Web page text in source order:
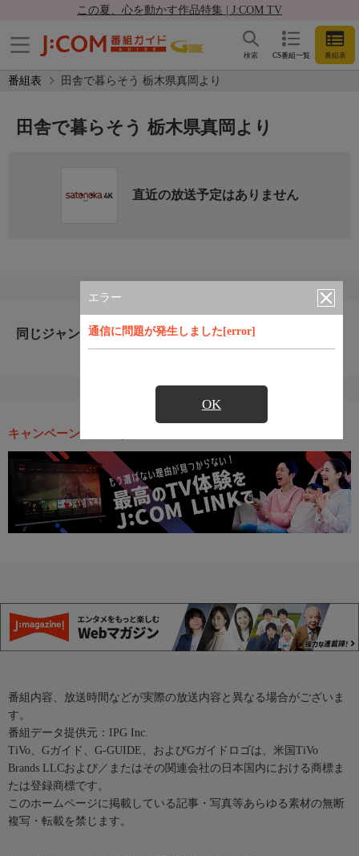
この夏、心を動かす作品特集 | J:COM TV
CS番組一覧 番組表
検索
番組表 田舎で暮らそう 栃木県真岡より
エラー
通信に問題が発生しました[error]
OK
田舎で暮らそう 栃木県真岡より
直近の放送予定はありません
同じジャンルのおすすめ番組
キャンペーン・お得な情報
番組内容、放送時間などが実際の放送内容と異なる場合がございま
す。
番組データ提供元：IPG Inc.
TiVo、Gガイド、G-GUIDE、およびGガイドロゴは、米国TiVo
Brands LLCおよび／またはその関連会社の日本国内における商標ま
たは登録商標です。
このホームページに掲載している記事・写真等あらゆる素材の無断
複写・転載を禁じます。